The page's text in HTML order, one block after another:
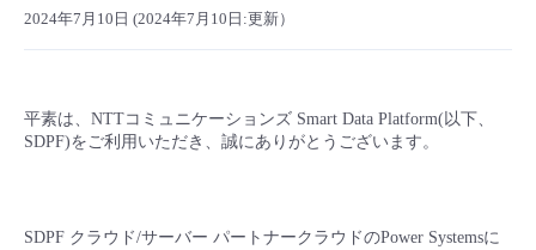
モニタリング/監査
IoT
クラウド/サーバー
- 管理機能
- バックアップ
故障/メンテナンス情報
2024年7月10日 (2024年7月10日:更新）
平素は、NTTコミュニケーションズ Smart Data Platform(以下、
SDPF)をご利用いただき、誠にありがとうございます。
SDPF クラウド/サーバー パートナークラウドのPower Systemsに